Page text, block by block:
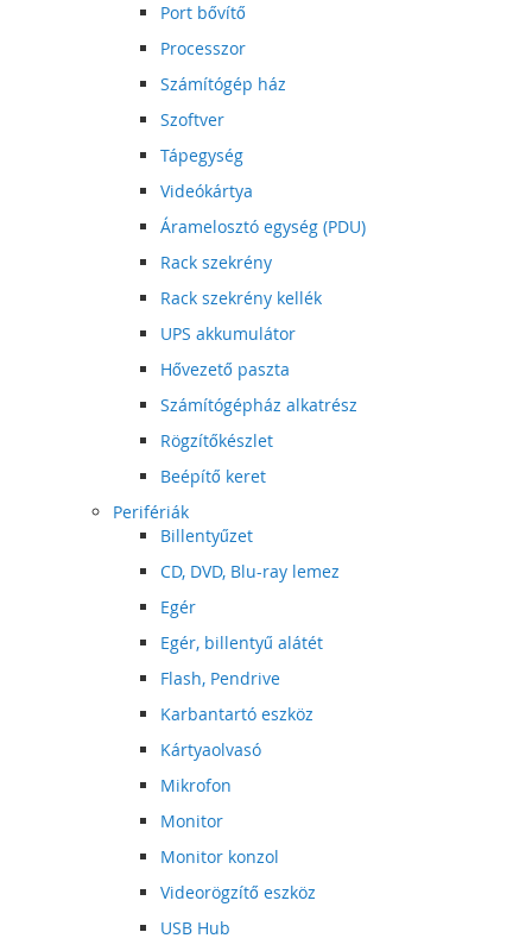
Port bővítő
Processzor
Számítógép ház
Szoftver
Tápegység
Videókártya
Áramelosztó egység (PDU)
Rack szekrény
Rack szekrény kellék
UPS akkumulátor
Hővezető paszta
Számítógépház alkatrész
Rögzítőkészlet
Beépítő keret
Perifériák
Billentyűzet
CD, DVD, Blu-ray lemez
Egér
Egér, billentyű alátét
Flash, Pendrive
Karbantartó eszköz
Kártyaolvasó
Mikrofon
Monitor
Monitor konzol
Videorögzítő eszköz
USB Hub